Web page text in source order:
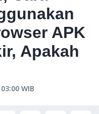
APK
Apakah
WIB